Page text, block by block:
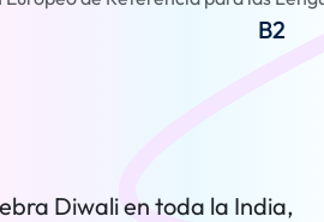
B2
Diwali en toda la India,